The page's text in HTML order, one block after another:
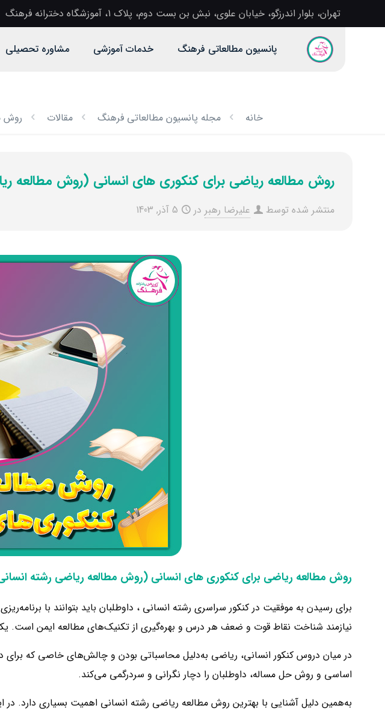
تهران، بلوار اندرزگو، خیابان علوی، نبش بن بست دوم، پلاک 1، آموزشگاه دخترانه فرهنگ
پانسیون مطالعاتی فرهنگ خدمات آموزشی مشاوره تحصیلی
خانه مجله پانسیون مطالعاتی فرهنگ مقالات روش
روش مطالعه ریاضی برای کنکوری های انسانی (روش مطالعه
منتشر شده توسط علیرضا رهبر در 5 آذر, 1403
روش مطالعه ریاضی برای کنکوری های انسانی (روش مطالعه ریاضی رشته
برای رسیدن به موفقیت در کنکور سراسری رشته انسانی ، داوطلبان باید بتوانند با
نیازمند شناخت نقاط قوت و ضعف هر درس و بهره‌گیری از تکنیک‌های مطالعه ایمن است.
در میان دروس کنکور انسانی، ریاضی به‌دلیل محاسباتی بودن و چالش‌های خاصی که برای
اساسی و روش حل مساله، داوطلبان را دچار نگرانی و سردرگمی می‌کند.
به‌همین دلیل آشنایی با بهترین روش مطالعه ریاضی رشته انسانی اهمیت بسیاری دارد.